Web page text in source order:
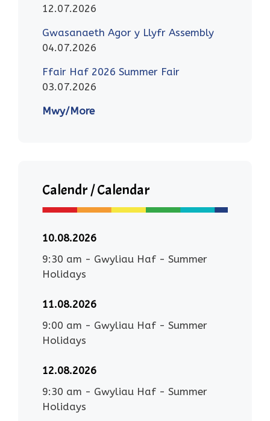
12.07.2026
Gwasanaeth Agor y Llyfr Assembly
04.07.2026
Ffair Haf 2026 Summer Fair
03.07.2026
Mwy/More
Calendr / Calendar
10.08.2026
9:30 am - Gwyliau Haf - Summer
Holidays
11.08.2026
9:00 am - Gwyliau Haf - Summer
Holidays
12.08.2026
9:30 am - Gwyliau Haf - Summer
Holidays